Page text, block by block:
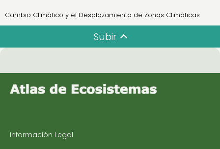
Cambio Climático y el Desplazamiento de Zonas Climáticas
Subir
Información Legal